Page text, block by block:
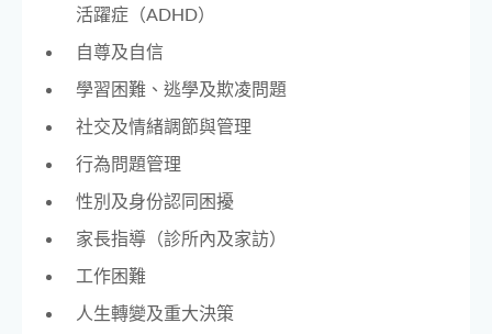
活躍症（ADHD）
自尊及自信
學習困難、逃學及欺凌問題
社交及情緒調節與管理
行為問題管理
性別及身份認同困擾
家長指導（診所內及家訪）
工作困難
人生轉變及重大決策